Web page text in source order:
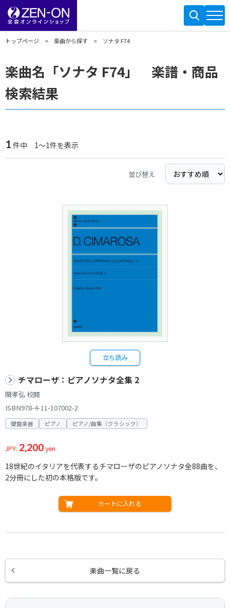
トップページ 楽曲から探す ソナタ F74
楽曲名「ソナタ F74」 楽譜・商品
検索結果
1 件中 1～1件を表示
並び替え
立ち読み
チマローザ：ピアノソナタ全集 2
関孝弘 校閲
ISBN978-4-11-107002-2
鍵盤楽器 ピアノ ピアノ/曲集（クラシック）
JPY: 2,200yen
18世紀のイタリアを代表するチマローザのピアノソナタ全88曲を、
2分冊にした初の本格版です。
カートに入れる
楽曲一覧に戻る